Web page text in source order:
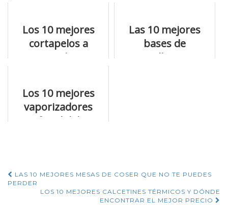
Los 10 mejores
cortapelos a
precios de risa
Las 10 mejores
bases de
maquillaje para
Los 10 mejores
vaporizadores
facial del
Navegación
LAS 10 MEJORES MESAS DE COSER QUE NO TE PUEDES
PERDER
LOS 10 MEJORES CALCETINES TÉRMICOS Y DÓNDE
ENCONTRAR EL MEJOR PRECIO